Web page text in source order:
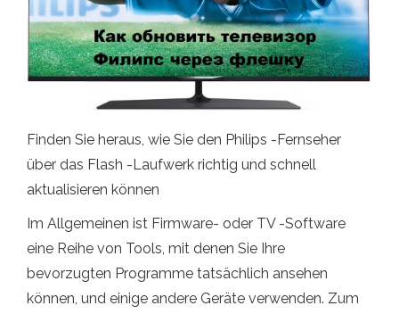
Finden Sie heraus, wie Sie den Philips -Fernseher
über das Flash -Laufwerk richtig und schnell
aktualisieren können
Im Allgemeinen ist Firmware- oder TV -Software
eine Reihe von Tools, mit denen Sie Ihre
bevorzugten Programme tatsächlich ansehen
können, und einige andere Geräte verwenden. Zum